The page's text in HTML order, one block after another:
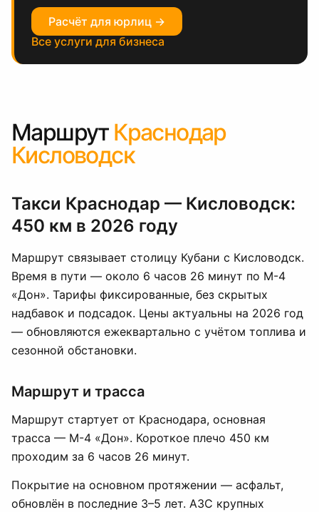
Расчёт для юрлиц →
Все услуги для бизнеса
Маршрут Краснодар
Кисловодск
Такси Краснодар — Кисловодск:
450 км в 2026 году
Маршрут связывает столицу Кубани с Кисловодск.
Время в пути — около 6 часов 26 минут по М-4
«Дон». Тарифы фиксированные, без скрытых
надбавок и подсадок. Цены актуальны на 2026 год
— обновляются ежеквартально с учётом топлива и
сезонной обстановки.
Маршрут и трасса
Маршрут стартует от Краснодара, основная
трасса — М-4 «Дон». Короткое плечо 450 км
проходим за 6 часов 26 минут.
Покрытие на основном протяжении — асфальт,
обновлён в последние 3–5 лет. АЗС крупных